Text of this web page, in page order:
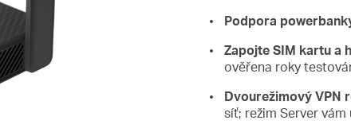
Podpora
Zapojte SIM kartu a
ověřena roky
Dvourežimový VPN
síť; režim Server